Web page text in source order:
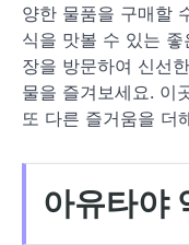
양한 물품을 구매할
식을 맛볼 수 있는
장을 방문하여 신선
물을 즐겨보세요. 이
또 다른 즐거움을 더
아유타야